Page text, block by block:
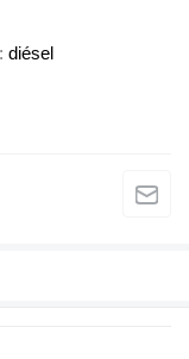
diésel